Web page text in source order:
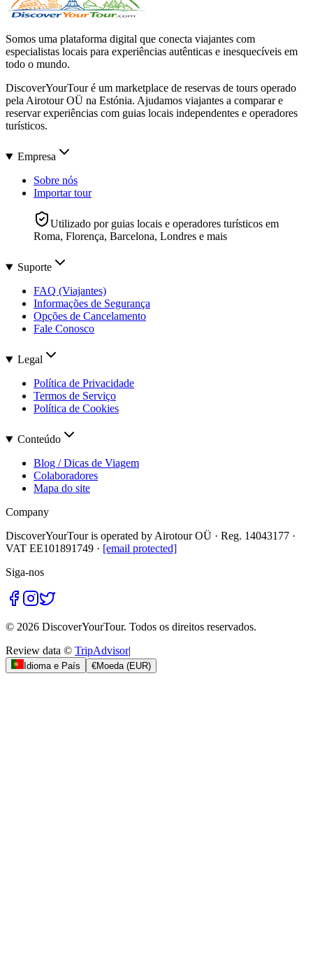
Somos uma plataforma digital que conecta viajantes com
especialistas locais para experiências autênticas e inesquecíveis em
todo o mundo.
DiscoverYourTour é um marketplace de reservas de tours operado
pela Airotour OÜ na Estónia. Ajudamos viajantes a comparar e
reservar experiências com guias locais independentes e operadores
turísticos.
Empresa
Sobre nós
Importar tour
Utilizado por guias locais e operadores turísticos em
Roma, Florença, Barcelona, Londres e mais
Suporte
FAQ (Viajantes)
Informações de Segurança
Opções de Cancelamento
Fale Conosco
Legal
Política de Privacidade
Termos de Serviço
Política de Cookies
Conteúdo
Blog / Dicas de Viagem
Colaboradores
Mapa do site
Company
DiscoverYourTour is operated by Airotour OÜ · Reg. 14043177 ·
VAT EE101891749 · [email protected]
Siga-nos
© 2026 DiscoverYourTour. Todos os direitos reservados.
Review data © TripAdvisor|
Idioma e País €Moeda(EUR)